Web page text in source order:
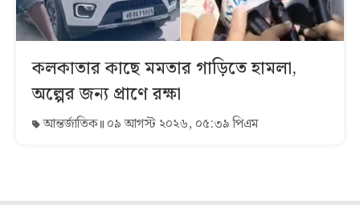
কলকাতার কাছে মমতার গাড়িতে হামলা,
অল্পের জন্য প্রাণে রক্ষা
আন্তর্জাতিক ০৯ আগস্ট ২০২৬, ০৫:৩৯ পিএম